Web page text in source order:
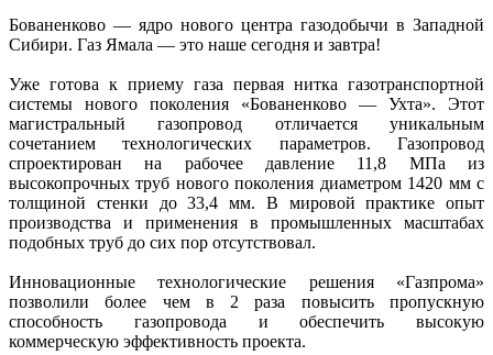
Бованенково — ядро нового центра газодобычи в Западной
Сибири. Газ Ямала — это наше сегодня и завтра!
Уже готова к приему газа первая нитка газотранспортной
системы нового поколения «Бованенково — Ухта». Этот
магистральный газопровод отличается уникальным
сочетанием технологических параметров. Газопровод
спроектирован на рабочее давление 11,8 МПа из
высокопрочных труб нового поколения диаметром 1420 мм с
толщиной стенки до 33,4 мм. В мировой практике опыт
производства и применения в промышленных масштабах
подобных труб до сих пор отсутствовал.
Инновационные технологические решения «Газпрома»
позволили более чем в 2 раза повысить пропускную
способность газопровода и обеспечить высокую
коммерческую эффективность проекта.